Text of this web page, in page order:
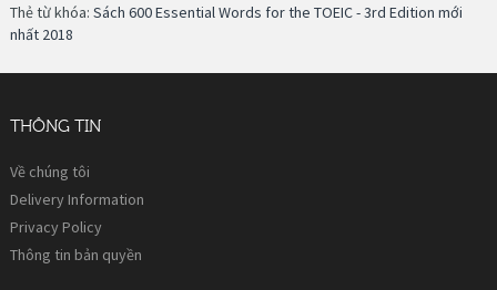
Thẻ từ khóa: Sách 600 Essential Words for the TOEIC - 3rd Edition mới
nhất 2018
THÔNG TIN
Về chúng tôi
Delivery Information
Privacy Policy
Thông tin bản quyền